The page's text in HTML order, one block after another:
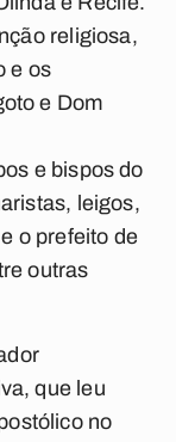
religiosa,
e os
e Dom
e bispos do
leigos,
o prefeito de
outras
que leu
no